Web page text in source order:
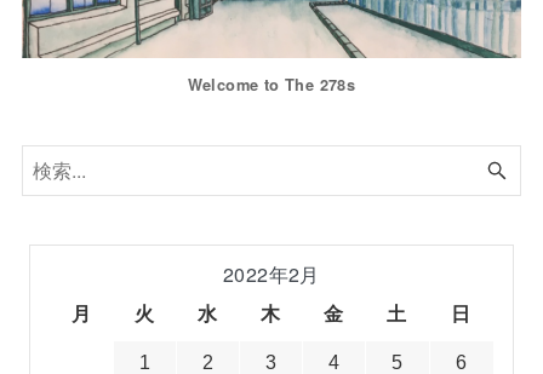
Welcome to The 278s
2022年2月
月
火 水 木 金 土 日
1 2 3 4 5 6